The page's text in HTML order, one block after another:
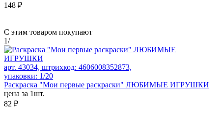
148 ₽
С этим товаром покупают
1/
арт. 43034, штрихкод: 4606008352873,
упаковки: 1/20
Раскраска "Мои первые раскраски" ЛЮБИМЫЕ ИГРУШКИ
цена за 1шт.
82 ₽